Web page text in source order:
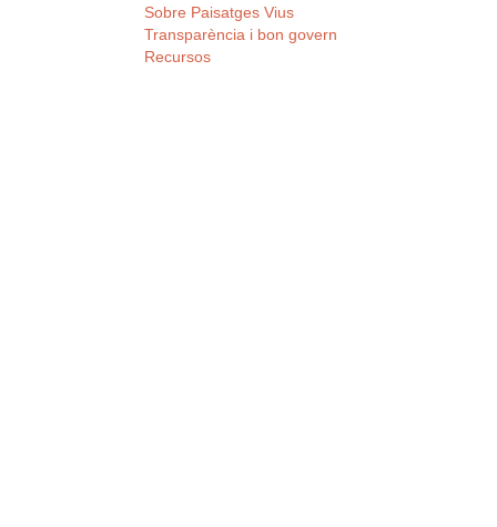
Sobre Paisatges Vius
Transparència i bon govern
Recursos